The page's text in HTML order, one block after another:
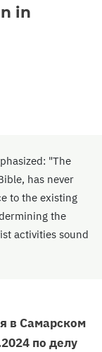
in
"The
has never
to the existing
the
activities sound
в Самарском
по делу